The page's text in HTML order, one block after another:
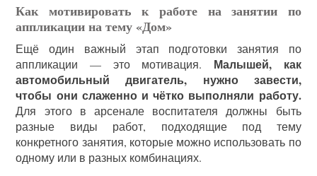
Как мотивировать к работе на занятии по
аппликации на тему «Дом»
Ещё один важный этап подготовки занятия по
аппликации — это мотивация. Малышей, как
автомобильный двигатель, нужно завести,
чтобы они слаженно и чётко выполняли работу.
Для этого в арсенале воспитателя должны быть
разные виды работ, подходящие под тему
конкретного занятия, которые можно использовать по
одному или в разных комбинациях.